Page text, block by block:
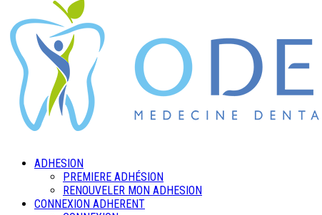
ADHESION
PREMIERE ADHÉSION
RENOUVELER MON ADHESION
CONNEXION ADHERENT